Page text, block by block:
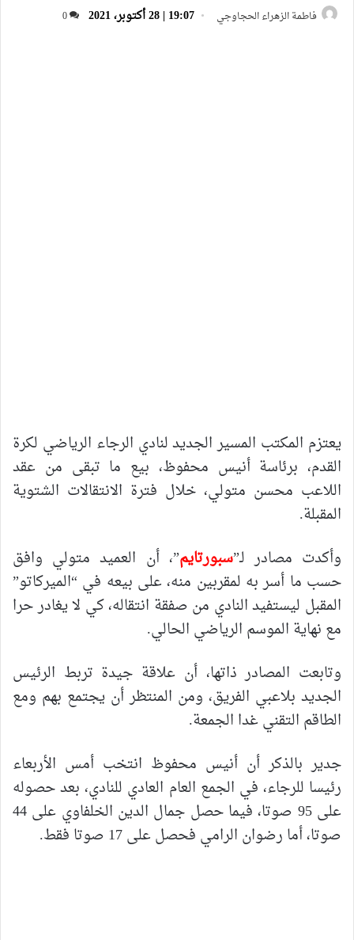
فاطمة الزهراء الحجاوجي 19:07 | 28 أكتوبر، 2021 0
يعتزم المكتب المسير الجديد لنادي الرجاء الرياضي لكرة
القدم، برئاسة أنيس محفوظ، بيع ما تبقى من عقد
اللاعب محسن متولي، خلال فترة الانتقالات الشتوية
المقبلة.
وأكدت مصادر لـ”سبورتايم”، أن العميد متولي وافق
حسب ما أسر به لمقربين منه، على بيعه في “الميركاتو”
المقبل ليستفيد النادي من صفقة انتقاله، كي لا يغادر حرا
مع نهاية الموسم الرياضي الحالي.
وتابعت المصادر ذاتها، أن علاقة جيدة تربط الرئيس
الجديد بلاعبي الفريق، ومن المنتظر أن يجتمع بهم ومع
الطاقم التقني غدا الجمعة.
جدير بالذكر أن أنيس محفوظ انتخب أمس الأربعاء
رئيسا للرجاء، في الجمع العام العادي للنادي، بعد حصوله
على 95 صوتا، فيما حصل جمال الدين الخلفاوي على 44
صوتا، أما رضوان الرامي فحصل على 17 صوتا فقط.